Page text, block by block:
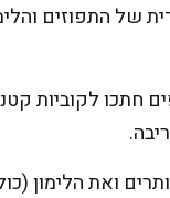
חתכו לקוביות
ואת הלימון